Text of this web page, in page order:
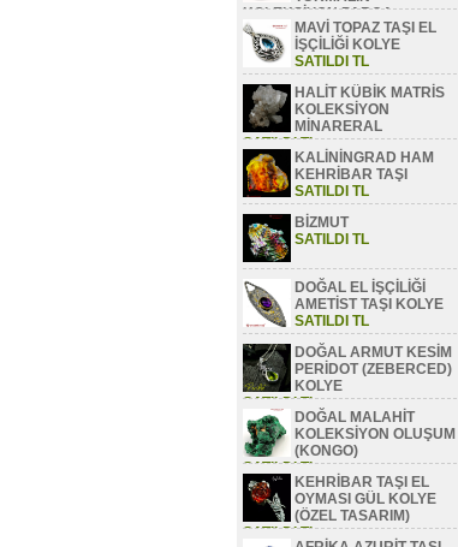
KOLEKSİYON PARÇA
SATILDI TLMAVİ TOPAZ TAŞI EL
İŞÇİLİĞİ KOLYE
SATILDI TL
HALİT KÜBİK MATRİS
KOLEKSİYON
MİNARERAL
SATILDI TL
KALİNİNGRAD HAM
KEHRİBAR TAŞI
SATILDI TL
BİZMUT
SATILDI TL
DOĞAL EL İŞÇİLİĞİ
AMETİST TAŞI KOLYE
SATILDI TL
DOĞAL ARMUT KESİM
PERİDOT (ZEBERCED)
KOLYE
SATILDI TL
DOĞAL MALAHİT
KOLEKSİYON OLUŞUM
(KONGO)
SATILDI TL
KEHRİBAR TAŞI EL
OYMASI GÜL KOLYE
(ÖZEL TASARIM)
SATILDI TL